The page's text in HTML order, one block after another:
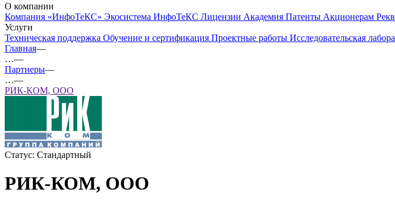
О компании
Компания «ИнфоТеКС» Экосистема ИнфоТеКС Лицензии Академия Патенты Акционерам
Услуги
Техническая поддержка Обучение и сертификация Проектные работы Исследовательская
Главная—
…—
Партнеры—
…—
РИК-КОМ, ООО
Статус: Стандартный
РИК-КОМ, ООО